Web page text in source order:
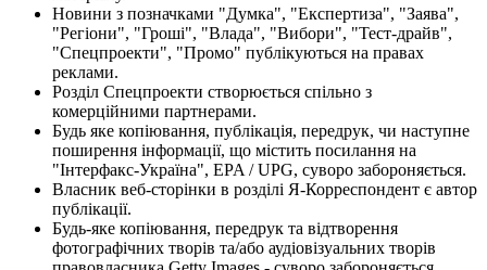
Новини з позначками "Думка", "Експертиза", "Заява",
"Регіони", "Гроші", "Влада", "Вибори", "Тест-драйв",
"Спецпроекти", "Промо" публікуються на правах
реклами.
Розділ Спецпроекти створюється спільно з
комерційними партнерами.
Будь яке копіювання, публікація, передрук, чи наступне
поширення інформації, що містить посилання на
"Інтерфакс-Україна", EPA / UPG, суворо забороняється.
Власник веб-сторінки в розділі Я-Корреспондент є автор
публікації.
Будь-яке копіювання, передрук та відтворення
фотографічних творів та/або аудіовізуальних творів